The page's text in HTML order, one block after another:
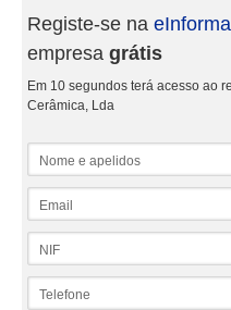
Registe-se na eInforma
empresa grátis
Em 10 segundos terá acesso ao
Cerâmica, Lda